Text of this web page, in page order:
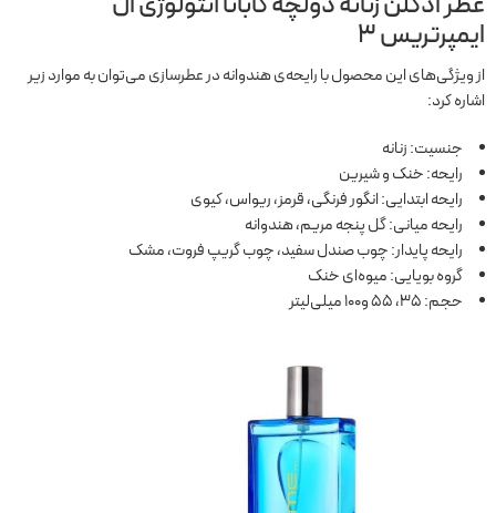
ایمپرتریس
از ویژگی‌های این محصول با رایحه‌ی هندوانه در عطرسازی می‌توان به موارد زیر
اشاره کرد:
جنسیت: زنانه
رایحه: خنک و شیرین
رایحه ابتدایی: انگور فرنگی، قرمز، ریواس، کیوی
رایحه میانی: گل پنجه مریم، هندوانه
رایحه پایدار: چوب صندل سفید، چوب گریپ فروت، مشک
گروه بویایی: میوه‌ای خنک
حجم: 35، 55 و100 میلی‌لیتر